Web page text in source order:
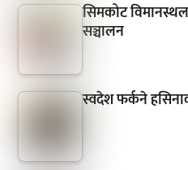
सिमकोट
सञ्चालन
स्वदेश फर्कने